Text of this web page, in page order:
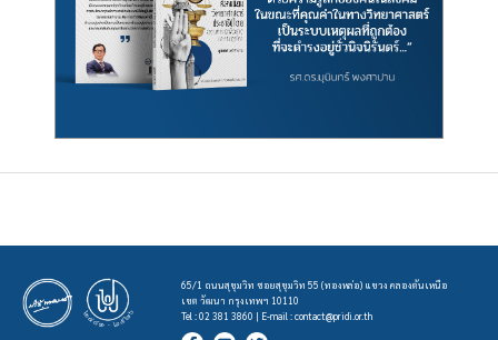
65/1 ถนนสุขุมวิท ซอยสุขุมวิท 55 (ทองหล่อ) แขวง คลองตันเหนือ
เขต วัฒนา กรุงเทพฯ 10110
Tel : 02 381 3860 | E-mail :contact@pridi.or.th